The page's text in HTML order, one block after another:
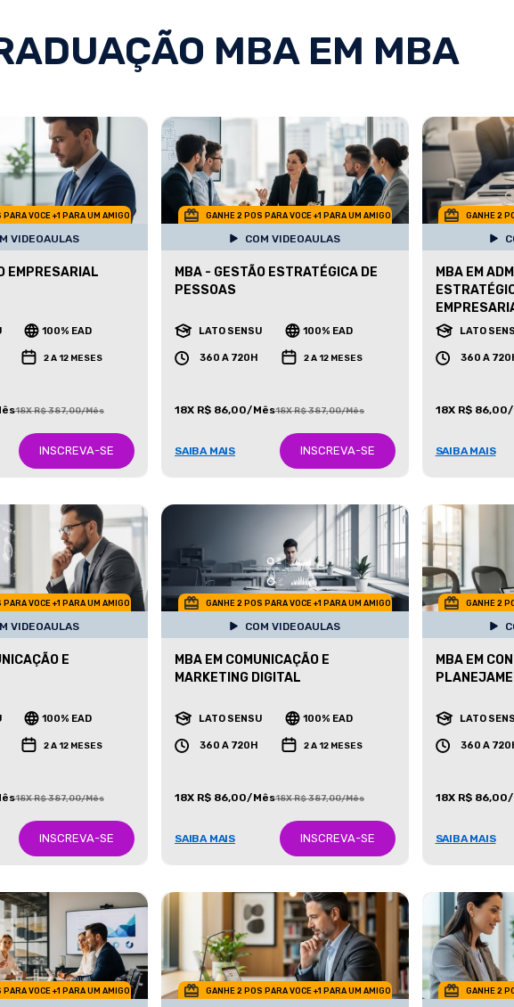
MBA EM MBA
VOCE +1 PARA UM AMIGO
VIDEOAULAS
EMPRESARIAL
100% EAD
2 A 12 MESES
18X R$ 387,00/Mês
INSCREVA-SE
GANHE 2 POS PARA VOCE +1 PARA UM AMIGO
COM VIDEOAULAS
MBA - GESTÃO ESTRATÉGICA DE
PESSOAS
LATO SENSU 100% EAD
360 A 720H 2 A 12 MESES
18X R$ 86,00/Mês18X R$ 387,00/Mês
SAIBA MAIS INSCREVA-SE
GANHE 2
MBA EM
LATO
360 A
18X R$
SAIBA MAIS
VOCE +1 PARA UM AMIGO
VIDEOAULAS
E
100% EAD
2 A 12 MESES
18X R$ 387,00/Mês
INSCREVA-SE
GANHE 2 POS PARA VOCE +1 PARA UM AMIGO
COM VIDEOAULAS
MBA EM COMUNICAÇÃO E
MARKETING DIGITAL
LATO SENSU 100% EAD
360 A 720H 2 A 12 MESES
18X R$ 86,00/Mês18X R$ 387,00/Mês
SAIBA MAIS INSCREVA-SE
GANHE 2
MBA EM
LATO
360 A
18X R$
SAIBA MAIS
VOCE +1 PARA UM AMIGO GANHE 2 POS PARA VOCE +1 PARA UM AMIGO GANHE 2